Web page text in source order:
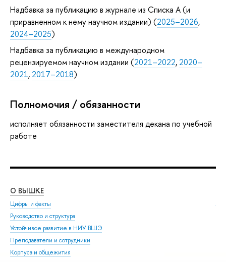
Надбавка за публикацию в журнале из Списка А (и
приравненном к нему научном издании) (2025–2026,
2024–2025)
Надбавка за публикацию в международном
рецензируемом научном издании (2021–2022, 2020–
2021, 2017–2018)
Полномочия / обязанности
исполняет обязанности заместителя декана по учебной
работе
О ВЫШКЕ
Цифры и факты
Руководство и структура
Устойчивое развитие в НИУ ВШЭ
Преподаватели и сотрудники
Корпуса и общежития